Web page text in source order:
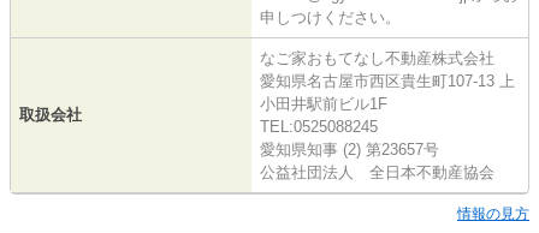
申しつけください。
取扱会社
なご家おもてなし不動産株式会社
愛知県名古屋市西区貴生町107-13 上
小田井駅前ビル1F
TEL:0525088245
愛知県知事 (2) 第23657号
公益社団法人 全日本不動産協会
情報の見方